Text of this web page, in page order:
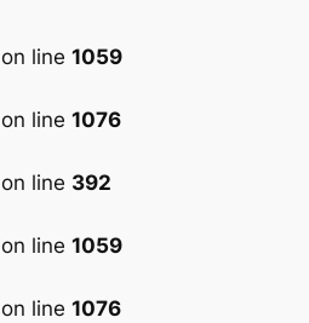
on line 1059
on line 1076
on line 392
on line 1059
on line 1076